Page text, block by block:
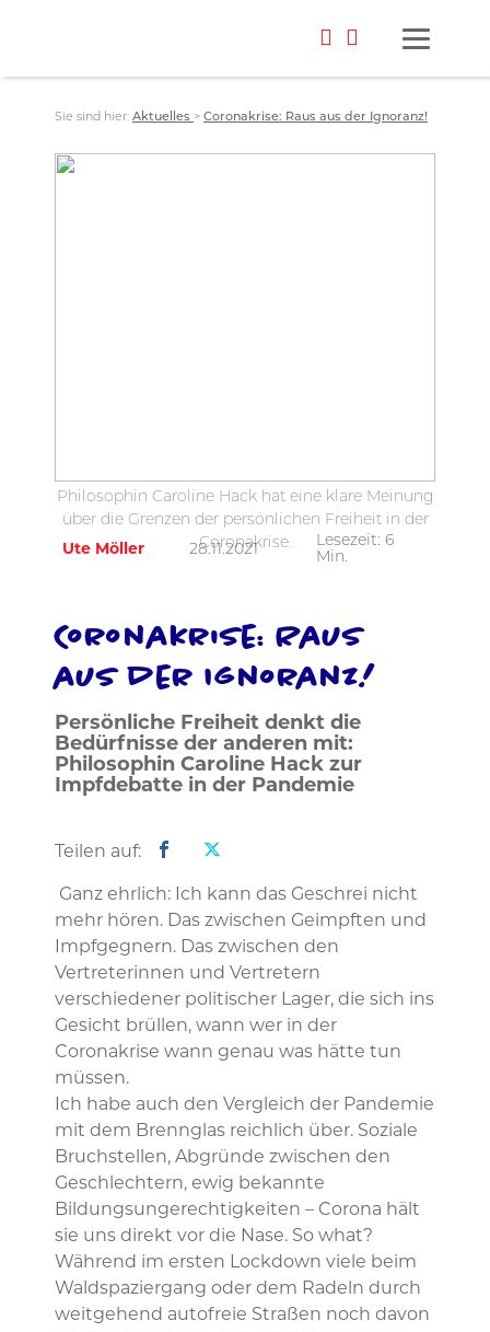
Sie sind hier: Aktuelles > Coronakrise: Raus aus der Ignoranz!
Philosophin Caroline Hack hat eine klare Meinung
über die Grenzen der persönlichen Freiheit in der
Coronakrise.
Ute Möller 28.11.2021 Lesezeit: 6
Min.
Coronakrise: Raus
aus der Ignoranz!
Persönliche Freiheit denkt die
Bedürfnisse der anderen mit:
Philosophin Caroline Hack zur
Impfdebatte in der Pandemie
Teilen auf:
Ganz ehrlich: Ich kann das Geschrei nicht
mehr hören. Das zwischen Geimpften und
Impfgegnern. Das zwischen den
Vertreterinnen und Vertretern
verschiedener politischer Lager, die sich ins
Gesicht brüllen, wann wer in der
Coronakrise wann genau was hätte tun
müssen.
Ich habe auch den Vergleich der Pandemie
mit dem Brennglas reichlich über. Soziale
Bruchstellen, Abgründe zwischen den
Geschlechtern, ewig bekannte
Bildungsungerechtigkeiten – Corona hält
sie uns direkt vor die Nase. So what?
Während im ersten Lockdown viele beim
Waldspaziergang oder dem Radeln durch
weitgehend autofreie Straßen noch davon